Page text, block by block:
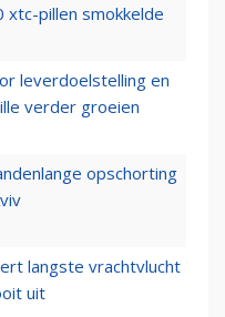
xtc-pillen smokkelde
leverdoelstelling en
verder groeien
opschorting
langste vrachtvlucht
uit